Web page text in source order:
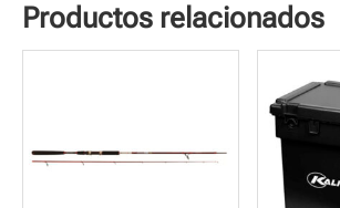
Productos relacionados